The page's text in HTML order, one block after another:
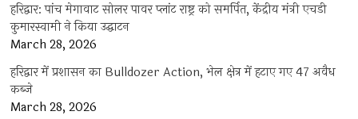
हरिद्वार: पांच मेगावाट सोलर पावर प्लांट राष्ट्र को समर्पित, केंद्रीय मंत्री एचडी
कुमारस्वामी ने किया उद्घाटन
March 28, 2026
हरिद्वार में प्रशासन का Bulldozer Action, भेल क्षेत्र में हटाए गए 47 अवैध
कब्जे
March 28, 2026